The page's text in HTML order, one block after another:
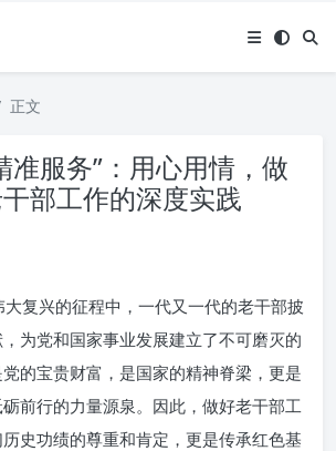
正文
准服务”：用心用情，做
部工作的深度实践
复兴的征程中，一代又一代的老干部披
为党和国家事业发展建立了不可磨灭的
的宝贵财富，是国家的精神脊梁，更是
前行的力量源泉。因此，做好老干部工
史功绩的尊重和肯定，更是传承红色基